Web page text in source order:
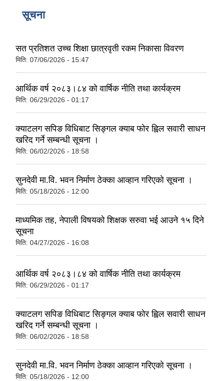
सूचना
सत प्रतिशत उच्च शिक्षा छात्रवृती रकम निकासा विवरण
मिति: 07/06/2026 - 15:47
आर्थिक वर्ष २०८३।८४ को वार्षिक नीति तथा कार्यक्रम
मिति: 06/29/2026 - 01:17
क्याटलग सपिङ विधिबाट सिङ्गल क्याब फोर ह्विल सवारी साधन
खरिद गर्ने सम्बन्धी सूचना ।
मिति: 06/02/2026 - 18:58
सुनदेवी मा.वि. भवन निर्माण ठेक्का आव्हान गरिएको सूचना ।
मिति: 05/18/2026 - 12:00
माध्यमिक तह, नेपाली विषयको शिक्षक सरुवा भई आउने १५ दिने
सूचना
मिति: 04/27/2026 - 16:08
आर्थिक वर्ष २०८३।८४ को वार्षिक नीति तथा कार्यक्रम
मिति: 06/29/2026 - 01:17
क्याटलग सपिङ विधिबाट सिङ्गल क्याब फोर ह्विल सवारी साधन
खरिद गर्ने सम्बन्धी सूचना ।
मिति: 06/02/2026 - 18:58
सुनदेवी मा.वि. भवन निर्माण ठेक्का आव्हान गरिएको सूचना ।
मिति: 05/18/2026 - 12:00